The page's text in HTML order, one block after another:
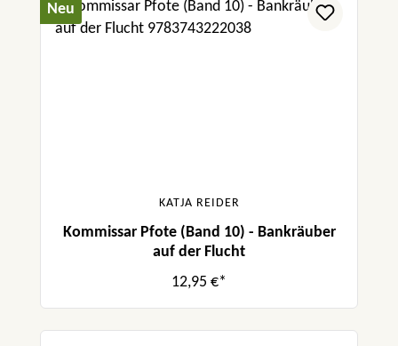
Neu
KATJA REIDER
Kommissar Pfote (Band 10) - Bankräuber
auf der Flucht
12,95 €*